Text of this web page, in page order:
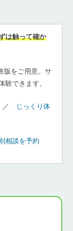
は触って確か
版をご用意。サ
験できます。
／
じっくり体
相談を予約